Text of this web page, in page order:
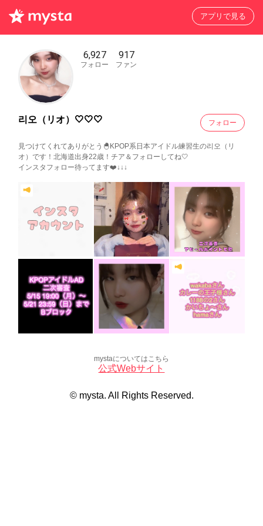
アプリで見る
6,927
フォロー
917
ファン
리오（リオ）🤍🤍🤍 フォロー
見つけてくれてありがとう🐣KPOP系日本アイドル練習生の리오（リ
オ）です！北海道出身22歳！チア＆フォローしてね🤍
インスタフォロー待ってます❤️↓↓↓
mystaについてはこちら
公式Webサイト
© mysta. All Rights Reserved.